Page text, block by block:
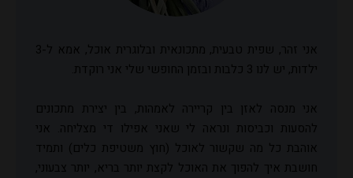
אני זהר, שפית טבעית, מתכונאית ובלוגרית אוכל, אמא ל-3
ילדות, יש לנו 3 כלבות ובזמן החופשי שלי אני רוקדת.
אני מנסה לאזן בין קריירה לאמהות, בין יצירת מתכונים
להסעות וכביסות ונראה לי שאני אפילו די מצליחה. אני
אוהבת כל מה שקשור לאוכל (חוץ משטיפת כלים) ותמיד
חושבת איך להפוך את האוכל לקצת יותר בריא, יותר צבעוני,